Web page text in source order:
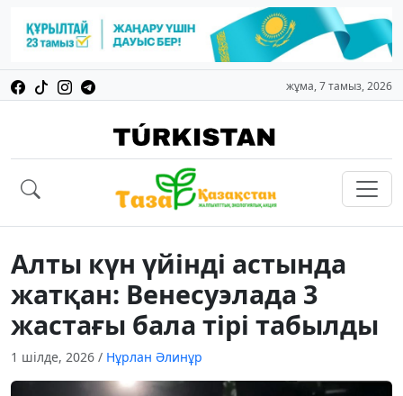
жұма, 7 тамыз, 2026
Алты күн үйінді астында
жатқан: Венесуэлада 3
жастағы бала тірі табылды
1 шілде, 2026 / Нұрлан Әлинұр